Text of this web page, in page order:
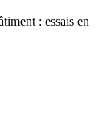
: essais en